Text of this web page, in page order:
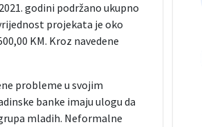
godini podržano ukupno
projekata je oko
KM. Kroz navedene
probleme u svojim
banke imaju ulogu da
mladih. Neformalne